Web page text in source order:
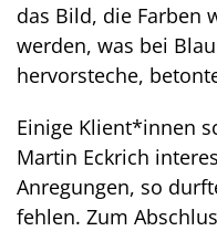
das Bild, die Farben
werden, was bei
hervorsteche,
Einige Klient*innen
Martin Eckrich
Anregungen, so
fehlen. Zum Absc